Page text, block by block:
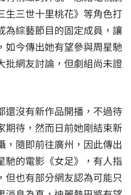
生三世十里桃花》等角色打
為綜藝節目的固定成員，讓
如今傳出她有望參與周星馳
批網友討論，但劇組尚未證
還沒有新作品開播，不過待
期待，然而日前她剛結束新
，隨即前往廣州，因此傳出
馳的電影《女足》，有人指
但也有部分網友認為可能只